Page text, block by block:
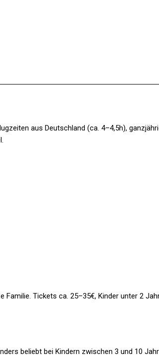
aus Deutschland (ca. 4–4,5h),
Tickets ca. 25–35€, Kinder unter 2
beliebt bei Kindern zwischen 3 und 10